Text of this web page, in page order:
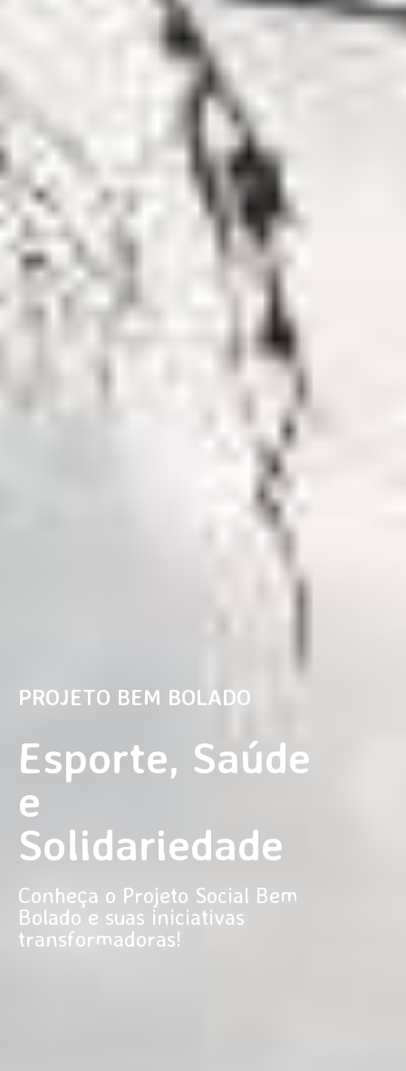
PROJETO BEM BOLADO
Esporte, Saúde
e
Solidariedade
Conheça o Projeto Social Bem
Bolado e suas iniciativas
transformadoras!